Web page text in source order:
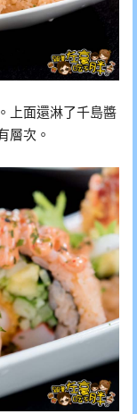
上面還淋了千島醬
層次。